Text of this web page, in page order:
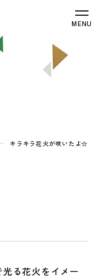
も園 たかがみねこ
MENU
キラキラ花火が咲いたよ☆
る花火をイメー